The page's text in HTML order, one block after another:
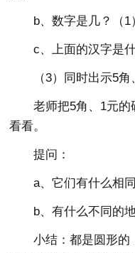
b、数字是几？（1
c、上面的汉字是
（3）同时出示5
老师把5角、1元
看看。
提问：
a、它们有什么相
b、有什么不同的
小结：都是圆形的